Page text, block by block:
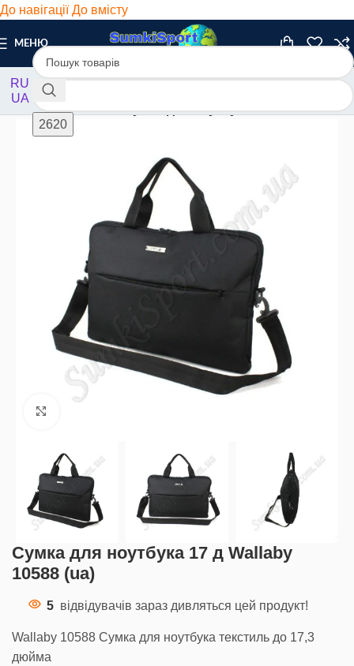
До навігаціїДо вмісту
МЕНЮ
RU
UA
Головна/ Чоловічі/ Сумки для ноутбука
Сумка для ноутбука 17 д Wallaby
10588 (ua)
5 відвідувачів зараз дивляться цей продукт!
Wallaby 10588 Сумка для ноутбука текстиль до 17,3
дюйма